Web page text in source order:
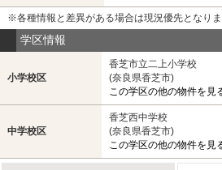
※各種情報と差異がある場合は現況優先となり
学区情報
小学校区
香芝市立二上小学校
(奈良県香芝市)
この学区の他の物件を見
中学校区
香芝西中学校
(奈良県香芝市)
この学区の他の物件を見